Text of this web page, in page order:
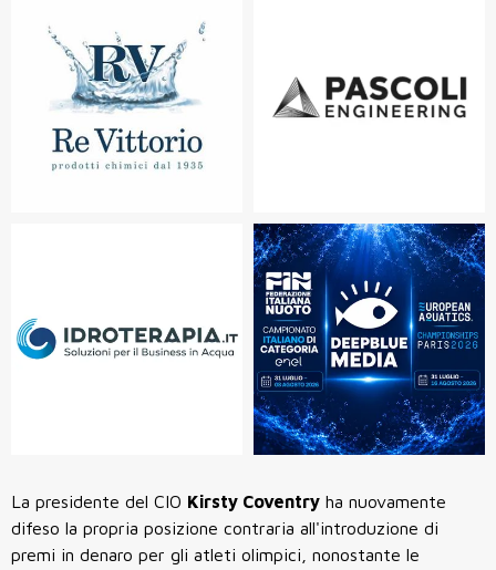
La presidente del CIO Kirsty Coventry ha nuovamente
difeso la propria posizione contraria all'introduzione di
premi in denaro per gli atleti olimpici, nonostante le